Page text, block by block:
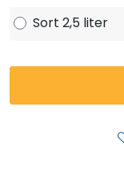
Sort 2,5 liter